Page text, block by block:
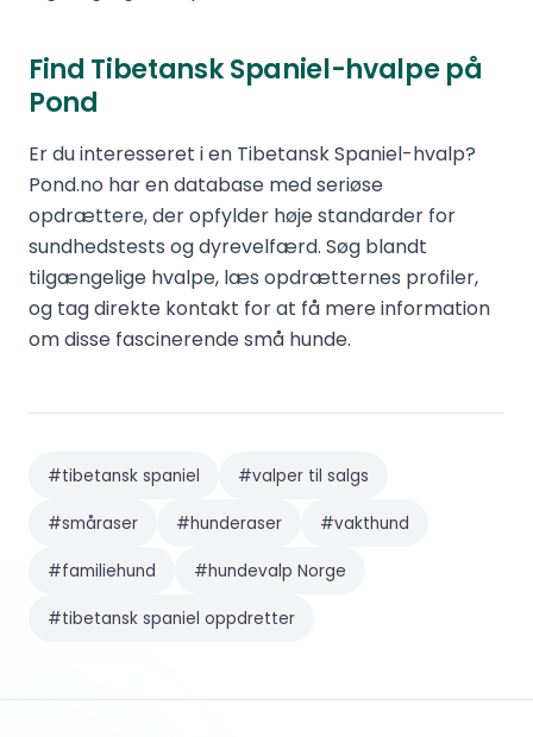
Find Tibetansk Spaniel-hvalpe på
Pond
Er du interesseret i en Tibetansk Spaniel-hvalp?
Pond.no har en database med seriøse
opdrættere, der opfylder høje standarder for
sundhedstests og dyrevelfærd. Søg blandt
tilgængelige hvalpe, læs opdrætternes profiler,
og tag direkte kontakt for at få mere information
om disse fascinerende små hunde.
#tibetansk spaniel #valper til salgs
#småraser #hunderaser #vakthund
#familiehund #hundevalp Norge
#tibetansk spaniel oppdretter